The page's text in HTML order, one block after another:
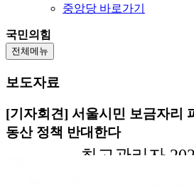
중앙당 바로가기
국민의힘
전체메뉴
보도자료
[기자회견] 서울시민 보금자리
동산 정책 반대한다
최고관리자